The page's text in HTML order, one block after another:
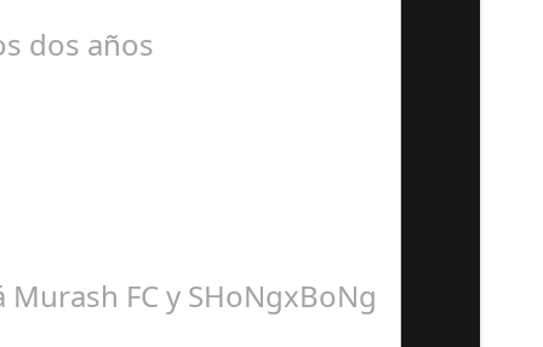
dos años
FC y SHoNgxBoNg